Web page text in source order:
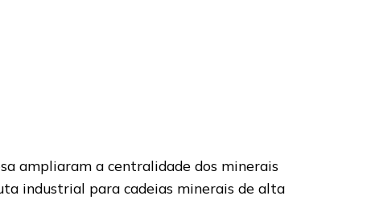
ampliaram a centralidade dos minerais
industrial para cadeias minerais de alta